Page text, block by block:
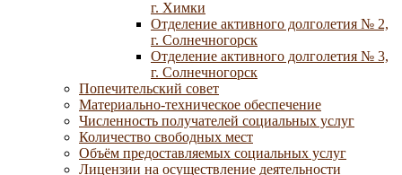
г. Химки
Отделение активного долголетия № 2,
г. Солнечногорск
Отделение активного долголетия № 3,
г. Солнечногорск
Попечительский совет
Материально-техническое обеспечение
Численность получателей социальных услуг
Количество свободных мест
Объём предоставляемых социальных услуг
Лицензии на осуществление деятельности